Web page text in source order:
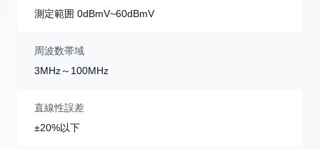
測定範囲 0dBmV~60dBmV
周波数帯域
3MHz～100MHz
直線性誤差
±20%以下